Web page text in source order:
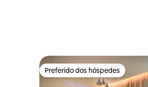
Preferido dos hóspedes
Preferido dos hóspedes